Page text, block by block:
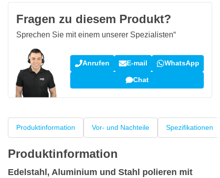
Fragen zu diesem Produkt?
Sprechen Sie mit einem unserer Spezialisten“
Anrufen E-mail WhatsApp
Chat
Produktinformation Vor- und Nachteile Spezifikationen
Produktinformation
Edelstahl, Aluminium und Stahl polieren mit